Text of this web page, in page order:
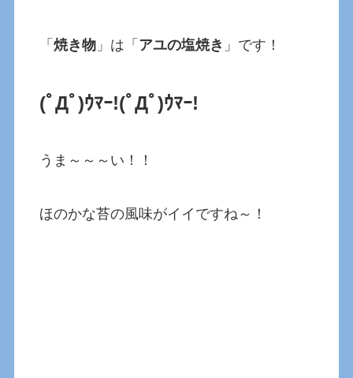
「焼き物 」は「 アユの塩焼き 」です！
(ﾟДﾟ)ｳﾏｰ!(ﾟДﾟ)ｳﾏｰ!
うま～～～い！！
ほのかな苔の風味がイイですね～！